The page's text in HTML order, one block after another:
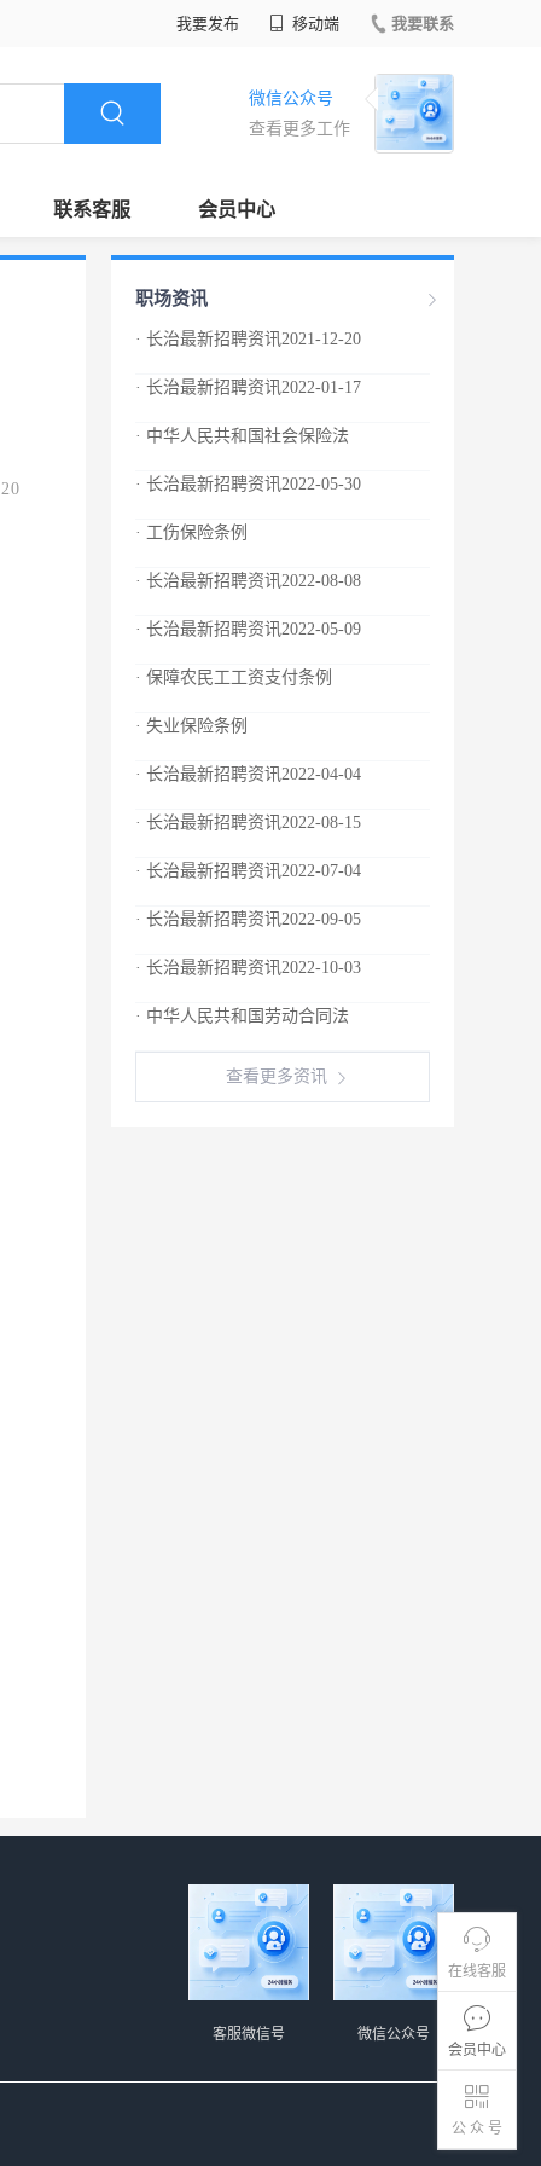
我要发布 移动端 我要联系
微信公众号
查看更多工作
联系客服 会员中心
在线客服
会员中心
公 众 号
职场资讯
· 长治最新招聘资讯2021-12-20
· 长治最新招聘资讯2022-01-17
· 中华人民共和国社会保险法
· 长治最新招聘资讯2022-05-30
· 工伤保险条例
· 长治最新招聘资讯2022-08-08
· 长治最新招聘资讯2022-05-09
· 保障农民工工资支付条例
· 失业保险条例
· 长治最新招聘资讯2022-04-04
· 长治最新招聘资讯2022-08-15
· 长治最新招聘资讯2022-07-04
· 长治最新招聘资讯2022-09-05
· 长治最新招聘资讯2022-10-03
· 中华人民共和国劳动合同法
查看更多资讯
微信公众号
客服微信号